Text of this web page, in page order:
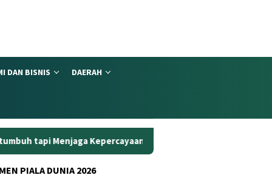
DAN BISNIS DAERAH
Curanmor di Oko Laundry Jambi: Satu
PIALA DUNIA 2026